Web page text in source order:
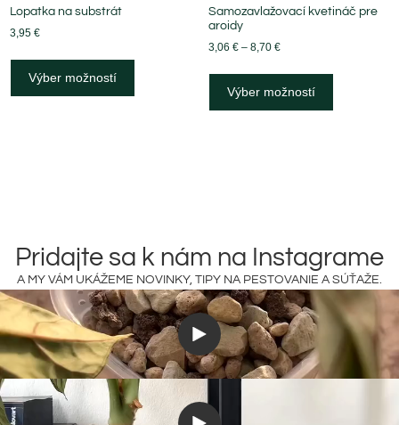
Lopatka na substrát
3,95€
Výber možností
Samozavlažovací kvetináč pre
aroidy
3,06 € – 8,70 €
Výber možností
Pridajte sa k nám na Instagrame
A MY VÁM UKÁŽEME NOVINKY, TIPY NA PESTOVANIE A SÚŤAŽE.